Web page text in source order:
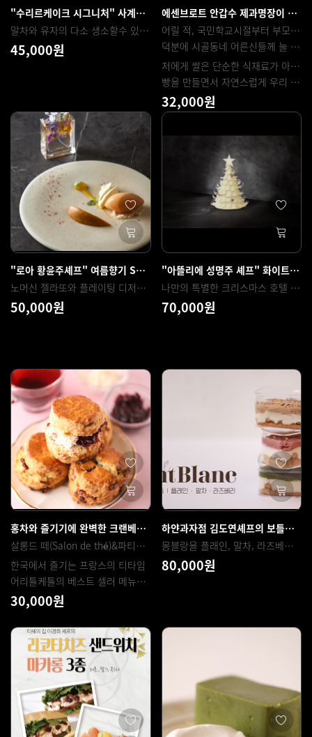
"수리르케이크 시그니처" 사계절 활용가능한 말차유자 케이크 만들기
말차와 유자의 다소 생소할수 있는 조합을 매장의 시그니처라고 할수 있을 정도로 인기있는 제품이 된 말차유자 케이크 입니다. 간단하면서도 맛있는 말차유자의 다양한 구성요소를 배우실수 있고 다양하게 활용 가능한 제품으로 다른 재료를 이용해서 활용해 보실수 있는 케이크입니다. 구성은 비스퀴상파린, 말차몽떼크림, 유자몽떼크림, 말차스트뢰젤, 말차크런치, 유자젤리, 초콜릿데코 까지 다양한 레이어드와 구성으로 입과 눈이 만족할수 있는 케이크를 배우실수 있습니다.
45,000원
에센브로트 안갑수 제과명장이 알려주는 쌀 바게트 (연유&트로피칼&앙버터)
어릴 적, 국민학교시절부터 부모님 일손을 자주 도왔습니다.
덕분에 시골동네 어른신들께 늘 칭찬을 들었고. 특히 벼를 탈곡해 말린 후 방아를 쪄서 나온 하얀 쌀을 보면 기분이 좋고 행복했던 기억이 남아있습니다.
저에게 쌀은 단순한 식재료가 아닌 어린 시절의 추억이자 깊은 향수입니다.
빵을 만들면서 자연스럽게 우리 농산물, 특히 쌀을 활용한 대중적인 빵을 만들고 싶다는 생각이 들었고, 오랜 연구와 테스트 끝에 지금의 연유쌀바게트가 탄생하게 되었습니다.
32,000원
"로아 황윤주셰프" 여름향기 Summer Aroma
노머신 젤라또와 플레이팅 디저트 세미나 실황
50,000원
"아뜰리에 성명주 셰프" 화이트 크리스마스 트리 케이크
나만의 특별한 크리스마스 호텔 케이크를 만들어보세요!
70,000원
홍차와 즐기기에 완벽한 크랜베리 스콘과 히비스커스 베리잼
살롱드 떼(Salon de thé)&파티스리(Pâtisserie) 어리틀케틀
한국에서 즐기는 프랑스의 티타임
어리틀케틀의 베스트 셀러 메뉴를 만나보세요 :)
30,000원
하얀과자점 김도연셰프의 보틀몽블랑 3종 플래인,말차,라즈베리 (글루텐프리)
몽블랑을 플래인, 말차, 라즈베리 세가지 맛, 보틀을 이용해 작업은 간편화, 대량생산 OK
80,000원